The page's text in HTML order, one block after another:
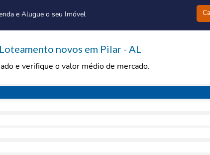
e Alugue o seu Imóvel
novos em Pilar - AL
e verifique o valor médio de mercado.